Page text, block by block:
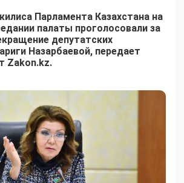
Парламента Казахстана на
палаты проголосовали за
депутатских
Назарбаевой, передает
Zakon.kz.